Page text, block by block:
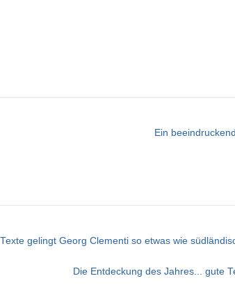
Ein
gelingt Georg Clementi so etwas wie
Die Entdeckung des Jahres... gute